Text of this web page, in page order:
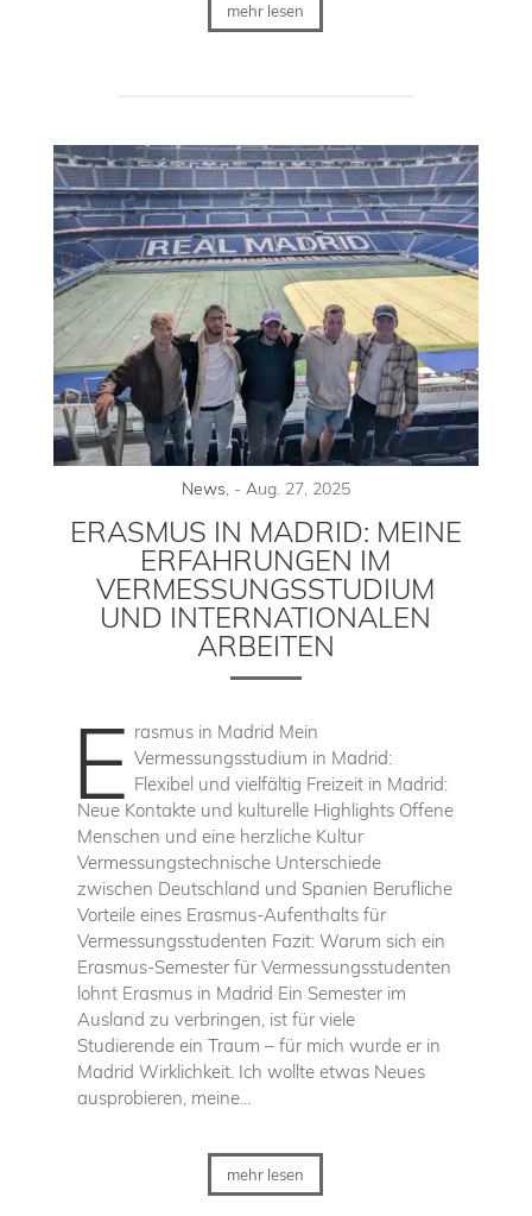
mehr lesen
News, - Aug. 27, 2025
ERASMUS IN MADRID: MEINE
ERFAHRUNGEN IM
VERMESSUNGSSTUDIUM
UND INTERNATIONALEN
ARBEITEN
E rasmus in Madrid Mein
Vermessungsstudium in Madrid:
Flexibel und vielfältig Freizeit in Madrid:
Neue Kontakte und kulturelle Highlights Offene
Menschen und eine herzliche Kultur
Vermessungstechnische Unterschiede
zwischen Deutschland und Spanien Berufliche
Vorteile eines Erasmus-Aufenthalts für
Vermessungsstudenten Fazit: Warum sich ein
Erasmus-Semester für Vermessungsstudenten
lohnt Erasmus in Madrid Ein Semester im
Ausland zu verbringen, ist für viele
Studierende ein Traum – für mich wurde er in
Madrid Wirklichkeit. Ich wollte etwas Neues
ausprobieren, meine...
mehr lesen